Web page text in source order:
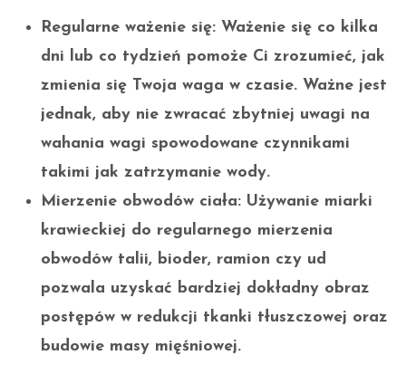
Regularne ważenie się: Ważenie się co kilka
dni lub co tydzień pomoże Ci zrozumieć, jak
zmienia się Twoja waga w czasie. Ważne jest
jednak, aby nie zwracać zbytniej uwagi na
wahania wagi spowodowane czynnikami
takimi jak zatrzymanie wody.
Mierzenie obwodów ciała: Używanie miarki
krawieckiej do regularnego mierzenia
obwodów talii, bioder, ramion czy ud
pozwala uzyskać bardziej dokładny obraz
postępów w redukcji tkanki tłuszczowej oraz
budowie masy mięśniowej.